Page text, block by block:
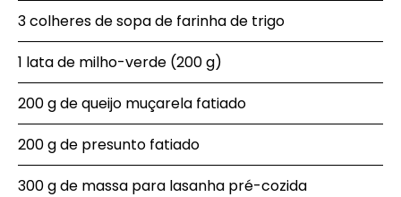
3 colheres de sopa de farinha de trigo
1 lata de milho-verde (200 g)
200 g de queijo muçarela fatiado
200 g de presunto fatiado
300 g de massa para lasanha pré-cozida